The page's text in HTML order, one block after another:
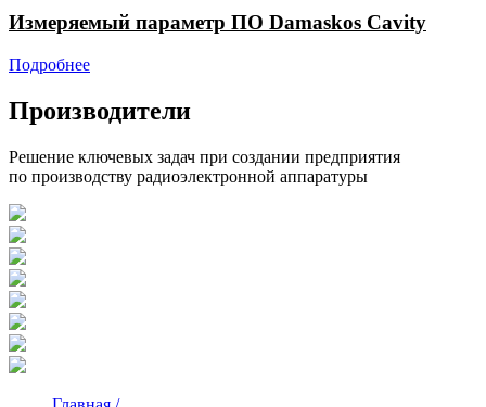
Измеряемый параметр ПО Damaskos Cavity
Подробнее
Производители
Решение ключевых задач при создании предприятия
по производству радиоэлектронной аппаратуры